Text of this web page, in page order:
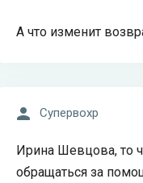
А что изменит
Супервохр
Ирина Шевцова, то
обращаться за